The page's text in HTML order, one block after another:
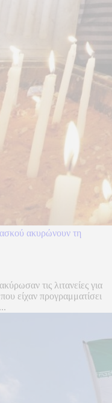
ακυρώνουν τη
τις λιτανείες για
είχαν προγραμματίσει